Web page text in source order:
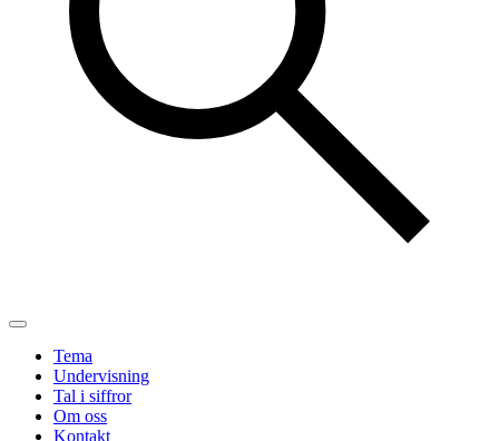
Tema
Undervisning
Tal i siffror
Om oss
Kontakt